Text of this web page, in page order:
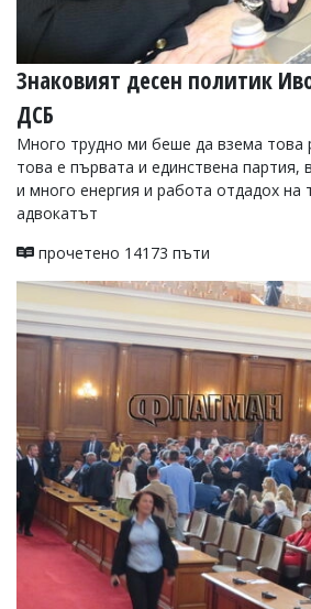
Знаковият десен политик
ДСБ
Много трудно ми беше да взема това
това е първата и единствена партия,
и много енергия и работа отдадох на
адвокатът
прочетено 14173 пъти